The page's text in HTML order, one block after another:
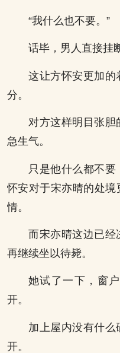
“我什么也不要。”
话毕，男人直接挂
这让方怀安更加的
分。
对方这样明目张胆
急生气。
只是他什么都不
怀安对于宋亦晴的处
情。
而宋亦晴这边已经
再继续坐以待毙。
她试了一下，窗
开。
加上屋内没有什么
开。